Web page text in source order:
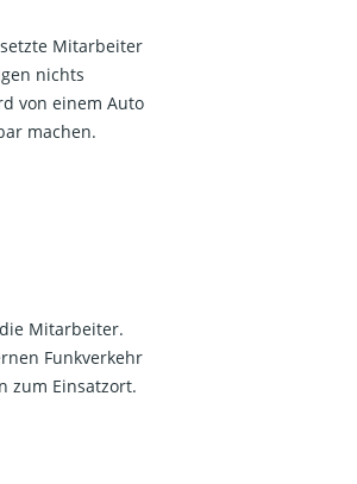
Mitarbeiter
nichts
von einem Auto
machen.
Mitarbeiter.
Funkverkehr
zum Einsatzort.